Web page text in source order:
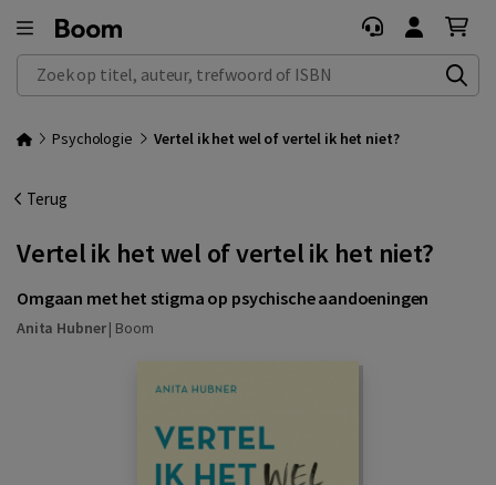
Zoek op titel, auteur, trefwoord of ISBN
Psychologie Vertel ik het wel of vertel ik het niet?
Terug
Vertel ik het wel of vertel ik het niet?
Omgaan met het stigma op psychische aandoeningen
Anita Hubner| Boom